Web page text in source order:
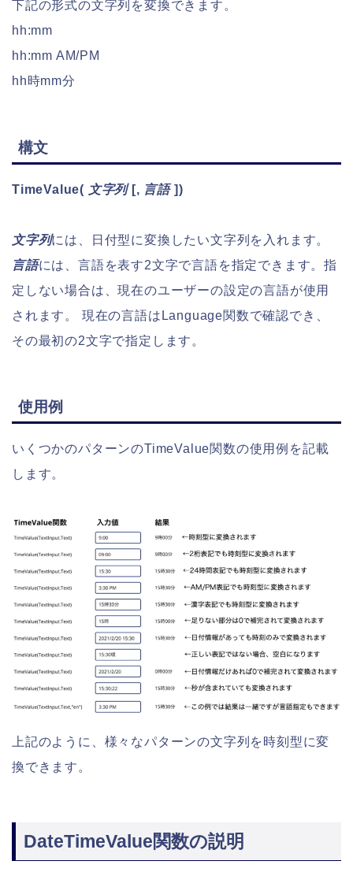
下記の形式の文字列を変換できます。
hh:mm
hh:mm AM/PM
hh時mm分
構文
TimeValue( 文字列[, 言語])
文字列には、日付型に変換したい文字列を入れます。
言語には、言語を表す2文字で言語を指定できます。指
定しない場合は、現在のユーザーの設定の言語が使用
されます。 現在の言語はLanguage関数で確認でき、
その最初の2文字で指定します。
使用例
いくつかのパターンのTimeValue関数の使用例を記載
します。
上記のように、様々なパターンの文字列を時刻型に変
換できます。
DateTimeValue関数の説明